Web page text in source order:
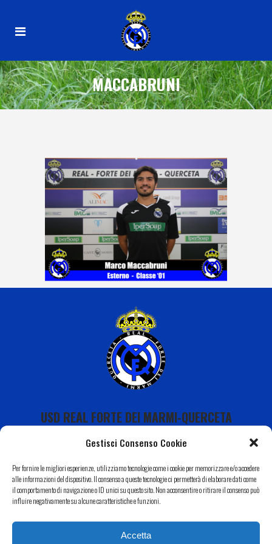
Gestisci Consenso Cookie
Per fornire le migliori esperienze, utilizziamo tecnologie come i cookie per memorizzare e/o accedere
alle informazioni del dispositivo. Il consenso a queste tecnologie ci permetterà di elaborare dati come
il comportamento di navigazione o ID unici su questo sito. Non acconsentire o ritirare il consenso può
influire negativamente su alcune caratteristiche e funzioni.
Accetta
MACCABRUNI
USD REAL FORTE DEI MARMI-QUERCETA
Calendario
Il Nostro Territorio